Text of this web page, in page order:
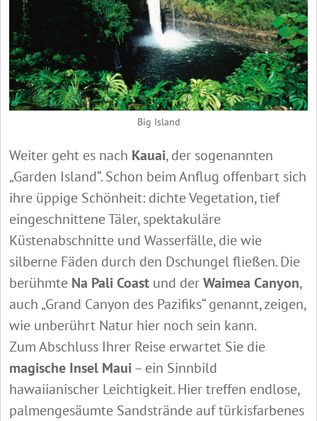
Big Island
Weiter geht es nach Kauai, der sogenannten
„Garden Island“. Schon beim Anflug offenbart sich
ihre üppige Schönheit: dichte Vegetation, tief
eingeschnittene Täler, spektakuläre
Küstenabschnitte und Wasserfälle, die wie
silberne Fäden durch den Dschungel fließen. Die
berühmte Na Pali Coast und derWaimea Canyon,
auch „Grand Canyon des Pazifiks“ genannt, zeigen,
wie unberührt Natur hier noch sein kann.
Zum Abschluss Ihrer Reise erwartet Sie die
magische Insel Maui– ein Sinnbild
hawaiianischer Leichtigkeit. Hier treffen endlose,
palmengesäumte Sandstrände auf türkisfarbenes